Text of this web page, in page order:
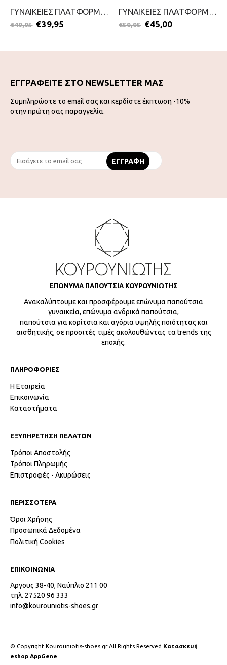
ΓΥΝΑΙΚΕΙΕΣ ΠΛΑΤΦΟΡΜΕΣ-TAMARIS-2299-0075-MULTI
€49,95 €39,95
ΓΥΝΑΙΚΕΙΕΣ ΠΛΑΤΦΟΡΜΕΣ-MARCO TOZZI-2199-0360-ΚΙΤΡΙΝΟ
€59,95 €45,00
ΕΓΓΡΑΦΕΙΤΕ ΣΤΟ NEWSLETTER ΜΑΣ
Συμπληρώστε το email σας και κερδίστε έκπτωση -10%
στην πρώτη σας παραγγελία.
ΕΠΩΝΥΜΑ ΠΑΠΟΥΤΣΙΑ ΚΟΥΡΟΥΝΙΩΤΗΣ
Ανακαλύπτουμε και προσφέρουμε επώνυμα παπούτσια
γυναικεία, επώνυμα ανδρικά παπούτσια,
παπούτσια για κορίτσια και αγόρια υψηλής ποιότητας και
αισθητικής, σε προσιτές τιμές ακολουθώντας τα trends της
εποχής.
ΠΛΗΡΟΦΟΡΙΕΣ
Η Εταιρεία
Επικοινωνία
Καταστήματα
ΕΞΥΠΗΡΕΤΗΣΗ ΠΕΛΑΤΩΝ
Τρόποι Αποστολής
Τρόποι Πληρωμής
Επιστροφές - Ακυρώσεις
ΠΕΡΙΣΣΟΤΕΡΑ
Όροι Χρήσης
Προσωπικά Δεδομένα
Πολιτική Cookies
ΕΠΙΚΟΙΝΩΝΙΑ
Άργους 38-40, Ναύπλιο 211 00
τηλ. 27520 96 333
info@kourouniotis-shoes.gr
© Copyright Kourouniotis-shoes.gr All Rights Reserved Κατασκευή
eshop AppGene